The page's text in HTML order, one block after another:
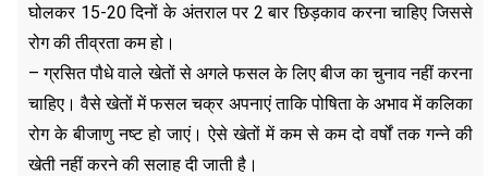
घोलकर 15-20 दिनों के अंतराल पर 2 बार छिड़काव करना चाहिए जिससे
रोग की तीव्रता कम हो।
– ग्रसित पौधे वाले खेतों से अगले फसल के लिए बीज का चुनाव नहीं करना
चाहिए। वैसे खेतों में फसल चक्र अपनाएं ताकि पोषिता के अभाव में कलिका
रोग के बीजाणु नष्ट हो जाएं। ऐसे खेतों में कम से कम दो वर्षों तक गन्ने की
खेती नहीं करने की सलाह दी जाती है।